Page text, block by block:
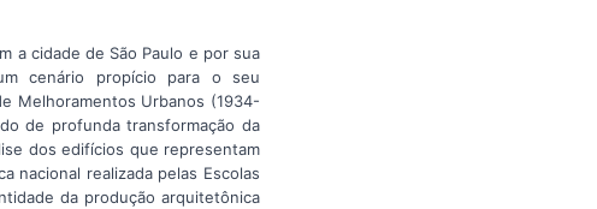
a cidade de São Paulo e por sua
cenário propício para o seu
Melhoramentos Urbanos (1934-
de profunda transformação da
dos edifícios que representam
nacional realizada pelas Escolas
da produção arquitetônica